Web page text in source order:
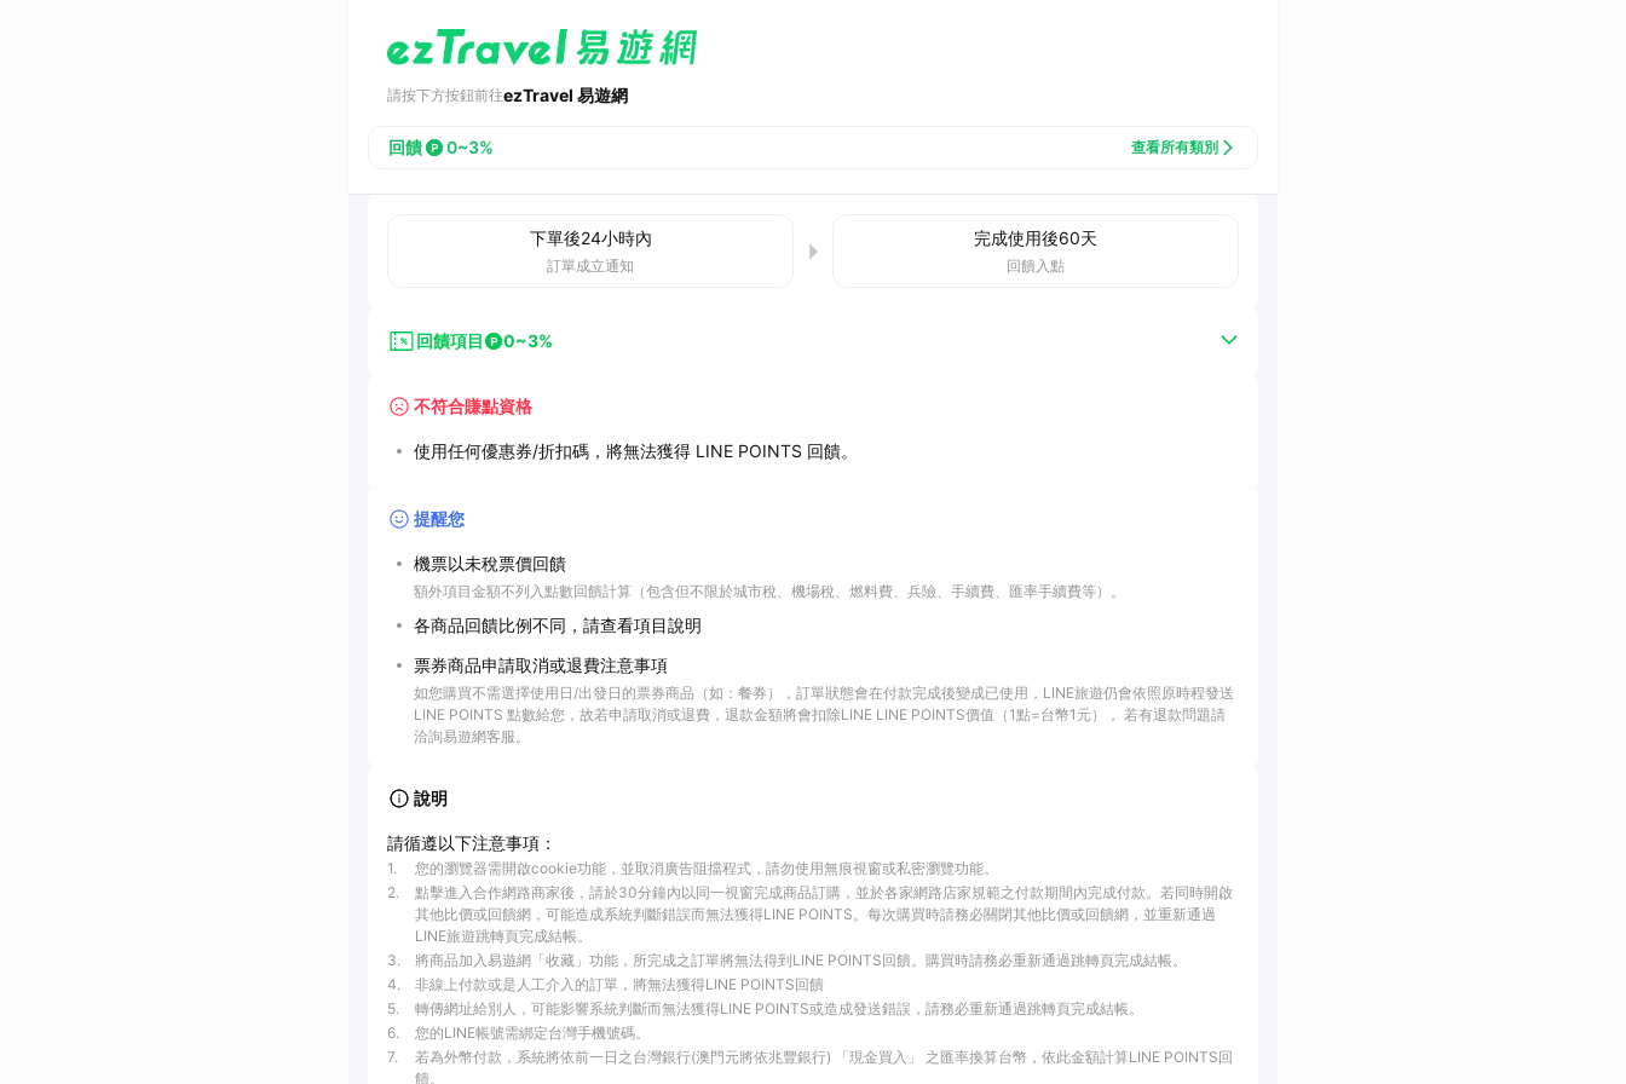
請按下方按鈕前往ezTravel 易遊網
回饋 0~3% 查看所有類別
下單後24小時內
訂單成立通知
完成使用後60天
回饋入點
回饋項目 0~3%
不符合賺點資格
使用任何優惠券/折扣碼，將無法獲得 LINE POINTS 回饋。
提醒您
機票以未稅票價回饋
額外項目金額不列入點數回饋計算（包含但不限於城市稅、機場稅、燃料費、兵險、手續費、匯率手續費等）。
各商品回饋比例不同，請查看項目說明
票券商品申請取消或退費注意事項
如您購買不需選擇使用日/出發日的票券商品（如：餐券），訂單狀態會在付款完成後變成已使用，LINE旅遊仍會依照原時程發送
LINE POINTS 點數給您，故若申請取消或退費，退款金額將會扣除LINE LINE POINTS價值（1點=台幣1元）， 若有退款問題請
洽詢易遊網客服。
說明
請循遵以下注意事項：
1.
您的瀏覽器需開啟cookie功能，並取消廣告阻擋程式，請勿使用無痕視窗或私密瀏覽功能。
2.
點擊進入合作網路商家後，請於30分鐘內以同一視窗完成商品訂購，並於各家網路店家規範之付款期間內完成付款。若同時開啟
其他比價或回饋網，可能造成系統判斷錯誤而無法獲得LINE POINTS。每次購買時請務必關閉其他比價或回饋網，並重新通過
LINE旅遊跳轉頁完成結帳。
3.
將商品加入易遊網「收藏」功能，所完成之訂單將無法得到LINE POINTS回饋。購買時請務必重新通過跳轉頁完成結帳。
4.
非線上付款或是人工介入的訂單，將無法獲得LINE POINTS回饋
5.
轉傳網址給別人，可能影響系統判斷而無法獲得LINE POINTS或造成發送錯誤，請務必重新通過跳轉頁完成結帳。
6.
您的LINE帳號需綁定台灣手機號碼。
7.
若為外幣付款，系統將依前一日之台灣銀行(澳門元將依兆豐銀行) 「現金買入」 之匯率換算台幣，依此金額計算LINE POINTS回
饋。